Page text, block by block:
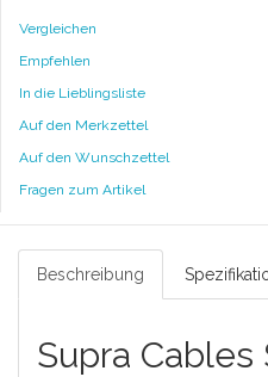
Vergleichen
Empfehlen
In die Lieblingsliste
Auf den Merkzettel
Auf den Wunschzettel
Fragen zum Artikel
Beschreibung
Supra Cables